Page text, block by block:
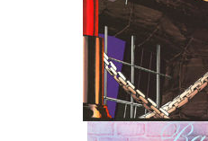
Работы Тестера 55
Наёмный оборотень
Небесный воин
Немного героев меча и магии